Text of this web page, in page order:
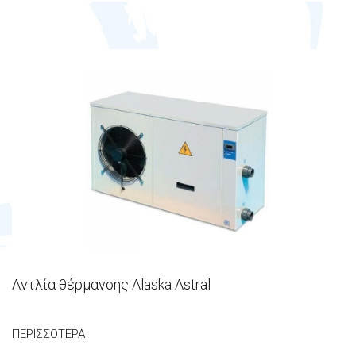
Αντλία θέρμανσης Alaska Astral
ΠΕΡΙΣΣΌΤΕΡΑ